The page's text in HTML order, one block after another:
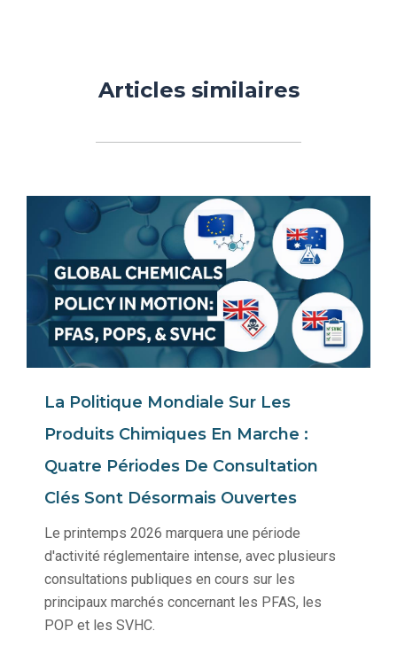
Articles similaires
La Politique Mondiale Sur Les
Produits Chimiques En Marche :
Quatre Périodes De Consultation
Clés Sont Désormais Ouvertes
Le printemps 2026 marquera une période
d'activité réglementaire intense, avec plusieurs
consultations publiques en cours sur les
principaux marchés concernant les PFAS, les
POP et les SVHC.